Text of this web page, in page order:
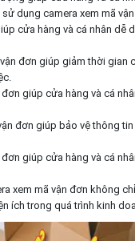
dụng camera xem mã
cửa hàng và cá nhân dễ
đơn giúp giảm thời gian
giúp cửa hàng và cá
đơn giúp bảo vệ thông
đơn giúp cửa hàng và cá
xem mã vận đơn không
ích trong quá trình kinh